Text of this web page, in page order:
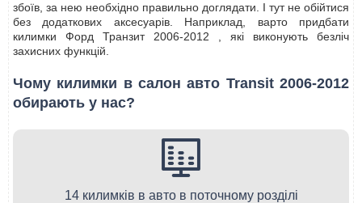
збоїв, за нею необхідно правильно доглядати. І тут не обійтися
без додаткових аксесуарів. Наприклад, варто придбати
килимки Форд Транзит 2006-2012 , які виконують безліч
захисних функцій.
Чому килимки в салон авто Transit 2006-2012
обирають у нас?
14 килимків в авто в поточному розділі